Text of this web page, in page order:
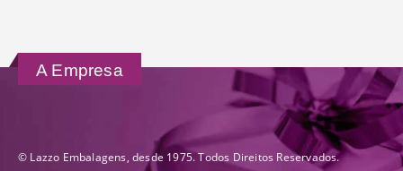
A Empresa
© Lazzo Embalagens, desde 1975. Todos Direitos Reservados.